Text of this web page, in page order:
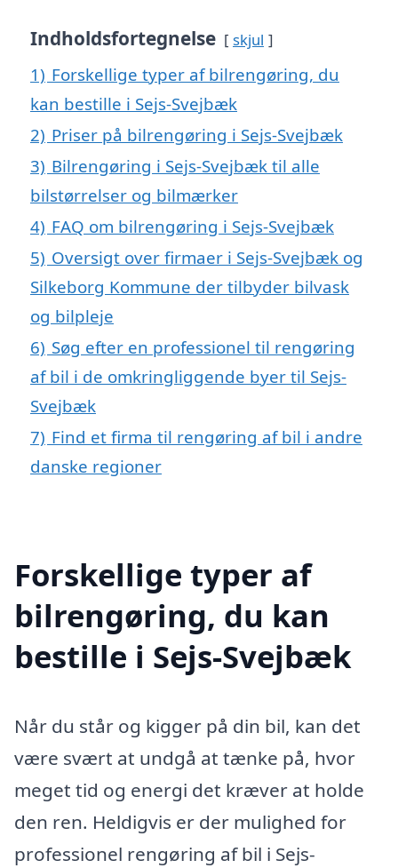
Indholdsfortegnelse skjul
1) Forskellige typer af bilrengøring, du
kan bestille i Sejs-Svejbæk
2) Priser på bilrengøring i Sejs-Svejbæk
3) Bilrengøring i Sejs-Svejbæk til alle
bilstørrelser og bilmærker
4) FAQ om bilrengøring i Sejs-Svejbæk
5) Oversigt over firmaer i Sejs-Svejbæk og
Silkeborg Kommune der tilbyder bilvask
og bilpleje
6) Søg efter en professionel til rengøring
af bil i de omkringliggende byer til Sejs-
Svejbæk
7) Find et firma til rengøring af bil i andre
danske regioner
Forskellige typer af
bilrengøring, du kan
bestille i Sejs-Svejbæk
Når du står og kigger på din bil, kan det
være svært at undgå at tænke på, hvor
meget tid og energi det kræver at holde
den ren. Heldigvis er der mulighed for
professionel rengøring af bil i Sejs-